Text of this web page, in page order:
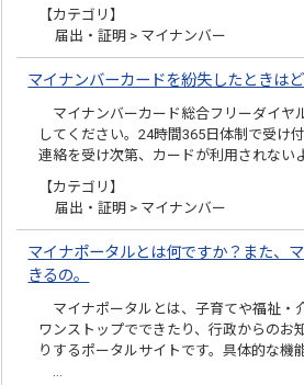
【カテゴリ】
届出・証明 > マイナンバー
マイナンバーカードを紛失したときは
マイナンバーカード総合フリーダイヤ
してください。24時間365日体制で受け
連絡を受け次第、カードが利用されない
【カテゴリ】
届出・証明 > マイナンバー
マイナポータルとは何ですか？また、
きるの。
マイナポータルとは、子育てや福祉・
ワンストップでできたり、行政からのお
りするポータルサイトです。具体的な機
…